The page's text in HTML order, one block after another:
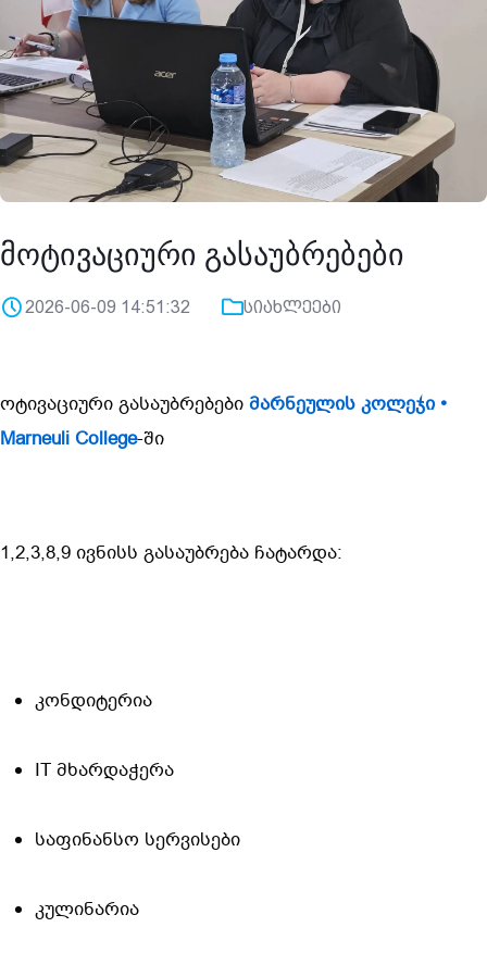
მოტივაციური გასაუბრებები
2026-06-09 14:51:32 სიახლეები
ოტივაციური გასაუბრებები მარნეულის კოლეჯი •
Marneuli College-ში
1,2,3,8,9 ივნისს გასაუბრება ჩატარდა:
️კონდიტერია
IT მხარდაჭერა
საფინანსო სერვისები
კულინარია